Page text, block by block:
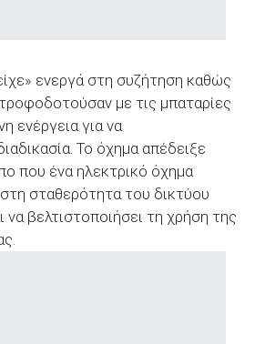
ενεργά στη συζήτηση καθώς
με τις μπαταρίες
ενέργεια για να
Το όχημα απέδειξε
που ένα ηλεκτρικό όχημα
σταθερότητα του δικτύου
βελτιστοποιήσει τη χρήση της